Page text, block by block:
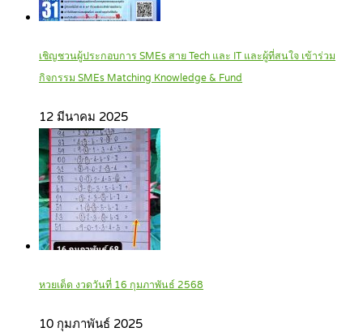
เชิญชวนผู้ประกอบการ SMEs สาย Tech และ IT และผู้ที่สนใจ เข้าร่วม
กิจกรรม SMEs Matching Knowledge & Fund
12 มีนาคม 2025
หวยเด็ด งวดวันที่ 16 กุมภาพันธ์ 2568
10 กุมภาพันธ์ 2025